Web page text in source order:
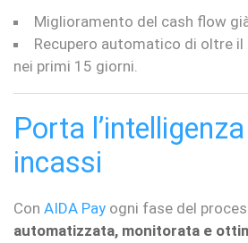
Miglioramento del cash flow
Recupero automatico di oltre
nei primi 15 giorni.
Porta
incassi
Con AIDA Pay ogni fase del
automatizzata, monitorata e